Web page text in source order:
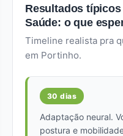
Resultados
Saúde: o que
Timeline realista pra
em Portinho.
30 dias
Adaptação neural.
postura e